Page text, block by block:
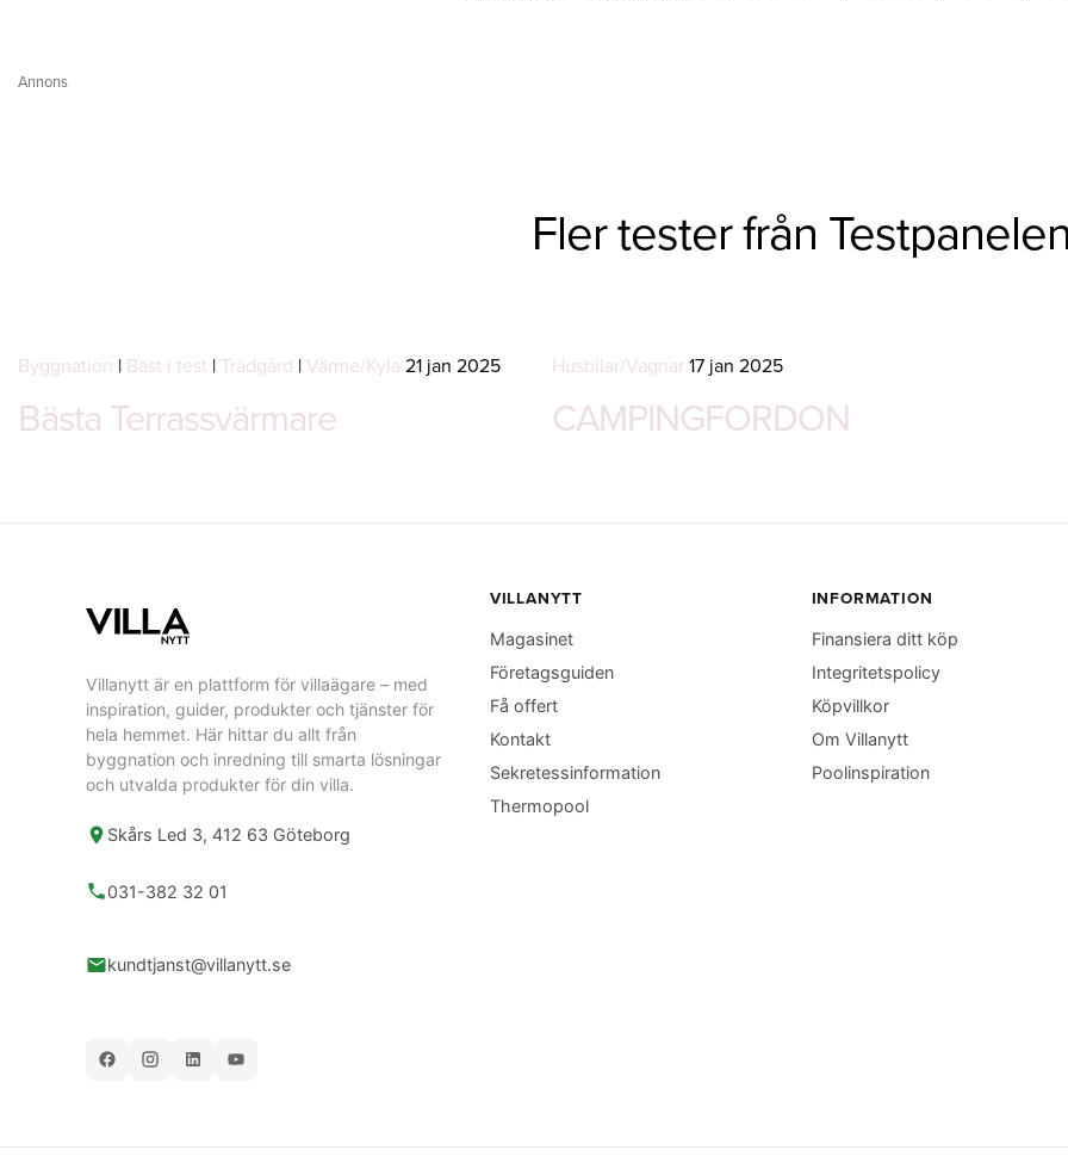
Annons
Fler tester från Testpanelen
Byggnation | Bäst i test | Trädgård | Värme/Kyla 21 jan 2025
Bästa Terrassvärmare
Husbilar/Vagnar 17 jan 2025
CAMPINGFORDON
Villanytt är en plattform för villaägare – med
inspiration, guider, produkter och tjänster för
hela hemmet. Här hittar du allt från
byggnation och inredning till smarta lösningar
och utvalda produkter för din villa.
Skårs Led 3, 412 63 Göteborg
031-382 32 01
kundtjanst@villanytt.se
VILLANYTT
Magasinet
Företagsguiden
Få offert
Kontakt
Sekretessinformation
Thermopool
INFORMATION
Finansiera ditt köp
Integritetspolicy
Köpvillkor
Om Villanytt
Poolinspiration